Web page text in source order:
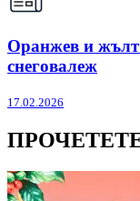
Оранжев и жълт
снеговалеж
17.02.2026